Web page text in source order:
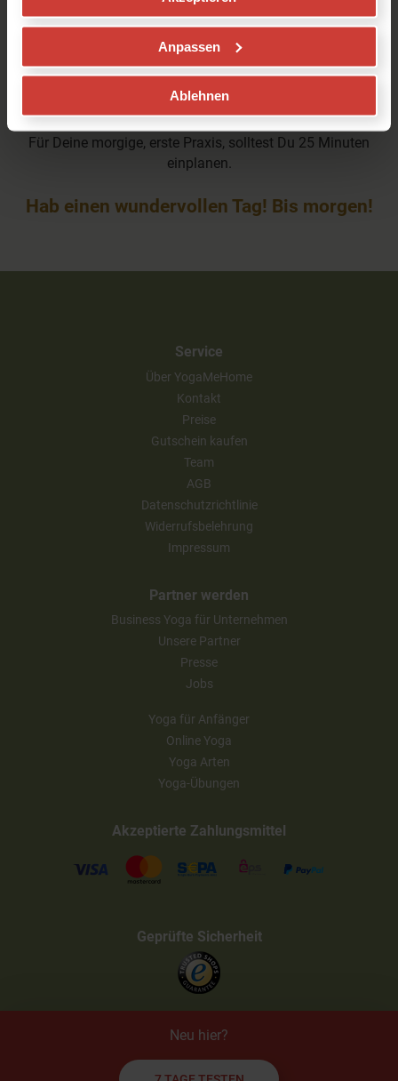
Anpassen
Ablehnen
0
seconds
seconds
Für Deine morgige, erste Praxis, solltest Du 25 Minuten
einplanen.
Hab einen wundervollen Tag! Bis morgen!
Service
Über YogaMeHome
Kontakt
Preise
Gutschein kaufen
Team
AGB
Datenschutzrichtlinie
Widerrufsbelehrung
Impressum
Partner werden
Business Yoga für Unternehmen
Unsere Partner
Presse
Jobs
Yoga für Anfänger
Online Yoga
Yoga Arten
Yoga-Übungen
Akzeptierte Zahlungsmittel
Geprüfte Sicherheit
Neu hier?